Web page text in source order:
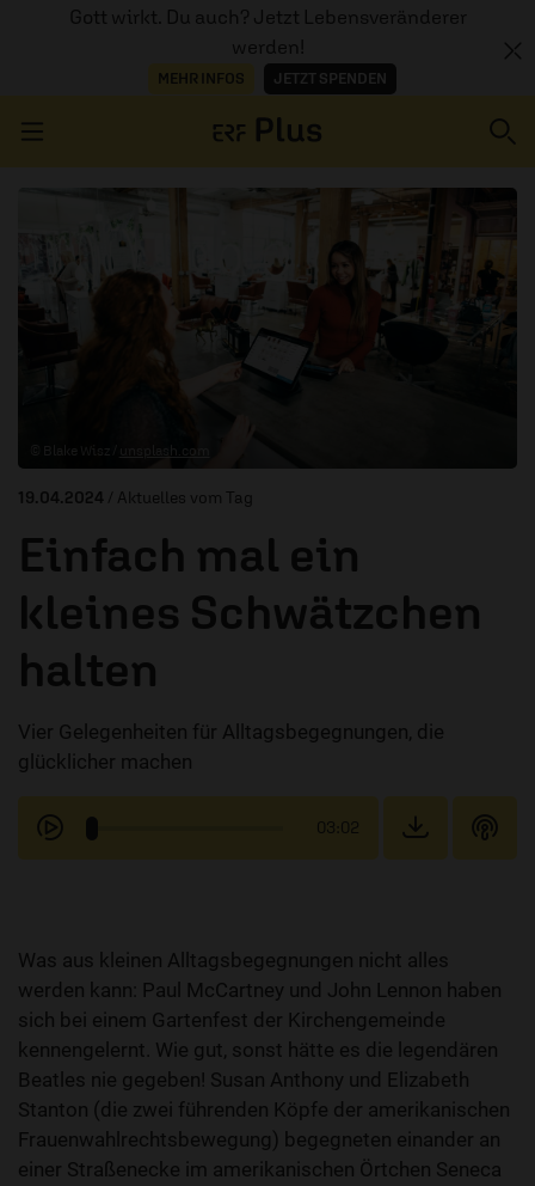
Gott wirkt. Du auch? Jetzt Lebensveränderer
werden!
MEHR INFOS JETZT SPENDEN
ERZÄHL MAL
19.04.2024 / Aktuelles vom Tag
Einfach mal ein
kleines Schwätzchen
halten
Vier Gelegenheiten für Alltagsbegegnungen, die
glücklicher machen
03:02
Was aus kleinen Alltagsbegegnungen nicht alles
werden kann: Paul McCartney und John Lennon haben
sich bei einem Gartenfest der Kirchengemeinde
kennengelernt. Wie gut, sonst hätte es die legendären
Beatles nie gegeben! Susan Anthony und Elizabeth
Stanton (die zwei führenden Köpfe der amerikanischen
Frauenwahlrechtsbewegung) begegneten einander an
einer Straßenecke im amerikanischen Örtchen Seneca